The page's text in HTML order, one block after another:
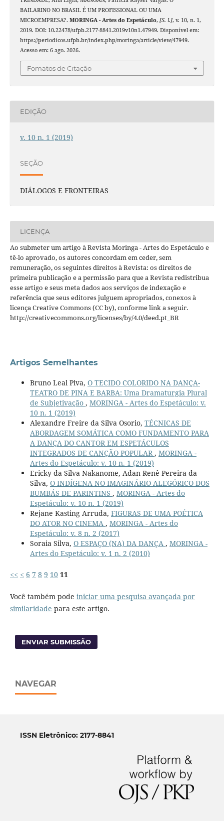
BAILARINO NO BRASIL É UM PROFISSIONAL OU UMA
MICROEMPRESA?. MORINGA - Artes do Espetáculo, [S. l.], v. 10, n. 1,
2019. DOI: 10.22478/ufpb.2177-8841.2019v10n1.47949. Disponível em:
https://periodicos.ufpb.br/index.php/moringa/article/view/47949.
Acesso em: 6 ago. 2026.
Fomatos de Citação
EDIÇÃO
v. 10 n. 1 (2019)
SEÇÃO
DIÁLOGOS E FRONTEIRAS
LICENÇA
Ao submeter um artigo à Revista Moringa - Artes do Espetáculo e
tê-lo aprovado, os autores concordam em ceder, sem
remuneração, os seguintes direitos à Revista: os direitos de
primeira publicação e a permissão para que a Revista redistribua
esse artigo e seus meta dados aos serviços de indexação e
referência que seus editores julguem apropriados, conexos à
licença Creative Commons (CC by), conforme link a seguir.
http://creativecommons.org/licenses/by/4.0/deed.pt_BR
Artigos Semelhantes
Bruno Leal Piva, O TECIDO COLORIDO NA DANÇA-
TEATRO DE PINA E BARBA: Uma Dramaturgia Plural
de Subjetivação , MORINGA - Artes do Espetáculo: v.
10 n. 1 (2019)
Alexandre Freire da Silva Osorio, TÉCNICAS DE
ABORDAGEM SOMÁTICA COMO FUNDAMENTO PARA
A DANÇA DO CANTOR EM ESPETÁCULOS
INTEGRADOS DE CANÇÃO POPULAR , MORINGA -
Artes do Espetáculo: v. 10 n. 1 (2019)
Ericky da Silva Nakanome, Adan Renê Pereira da
Silva, O INDÍGENA NO IMAGINÁRIO ALEGÓRICO DOS
BUMBÁS DE PARINTINS , MORINGA - Artes do
Espetáculo: v. 10 n. 1 (2019)
Rejane Kasting Arruda, FIGURAS DE UMA POÉTICA
DO ATOR NO CINEMA , MORINGA - Artes do
Espetáculo: v. 8 n. 2 (2017)
Soraia Silva, O ESPAÇO (NA) DA DANÇA , MORINGA -
Artes do Espetáculo: v. 1 n. 2 (2010)
<< < 6 7 8 9 10 11
Você também pode iniciar uma pesquisa avançada por
similaridade para este artigo.
ENVIAR SUBMISSÃO
NAVEGAR
ISSN Eletrônico: 2177-8841